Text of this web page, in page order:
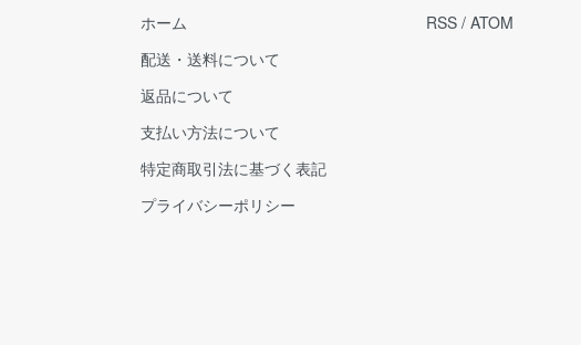
ホーム
配送・送料について
返品について
支払い方法について
特定商取引法に基づく表記
プライバシーポリシー
RSS / ATOM